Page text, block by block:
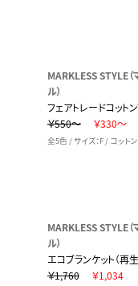
MARKLESS STYLE
ル）
フェアトレードコット
￥550～
￥330～
全5色 / サイズ：F / コッ
MARKLESS STYLE
ル）
エコブランケット（再
￥1,760
￥1,034